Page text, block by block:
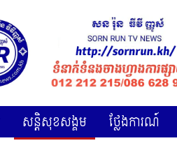
សន្តិសុខសង្គម ថ្លែងការណ៍